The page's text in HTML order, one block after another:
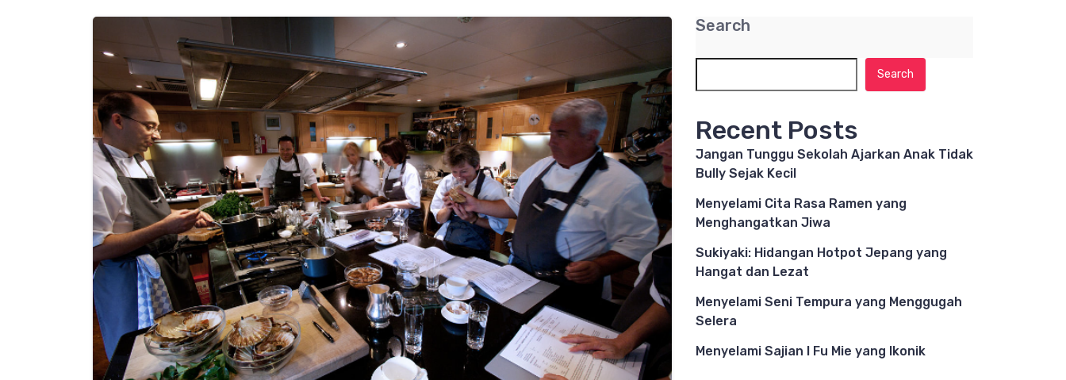
Search
Search
Recent Posts
Jangan Tunggu Sekolah Ajarkan Anak Tidak
Bully Sejak Kecil
Menyelami Cita Rasa Ramen yang
Menghangatkan Jiwa
Sukiyaki: Hidangan Hotpot Jepang yang
Hangat dan Lezat
Menyelami Seni Tempura yang Menggugah
Selera
Menyelami Sajian I Fu Mie yang Ikonik